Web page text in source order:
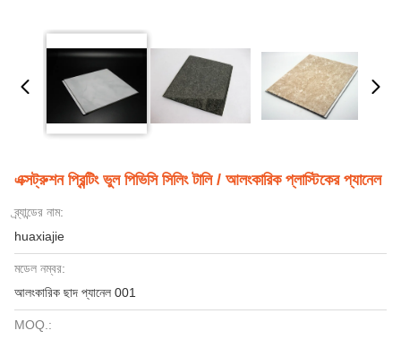
এক্সট্রুশন প্রিন্টিং ভুল পিভিসি সিলিং টালি / আলংকারিক প্লাস্টিকের প্যানেল
ব্র্যান্ডের নাম:
huaxiajie
মডেল নম্বর:
আলংকারিক ছাদ প্যানেল 001
MOQ.: